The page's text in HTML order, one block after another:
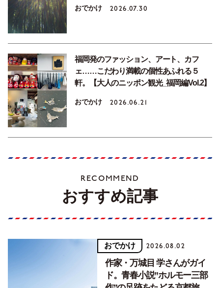
おでかけ 2026.07.30
福岡発のファッション、アート、カフ
ェ……こだわり満載の個性あふれる５
軒。【大人のニッポン観光_福岡編Vol.2】
おでかけ 2026.06.21
RECOMMEND
おすすめ記事
おでかけ 2026.08.02
作家・万城目 学さんがガイ
ド。青春小説”ホルモー三部